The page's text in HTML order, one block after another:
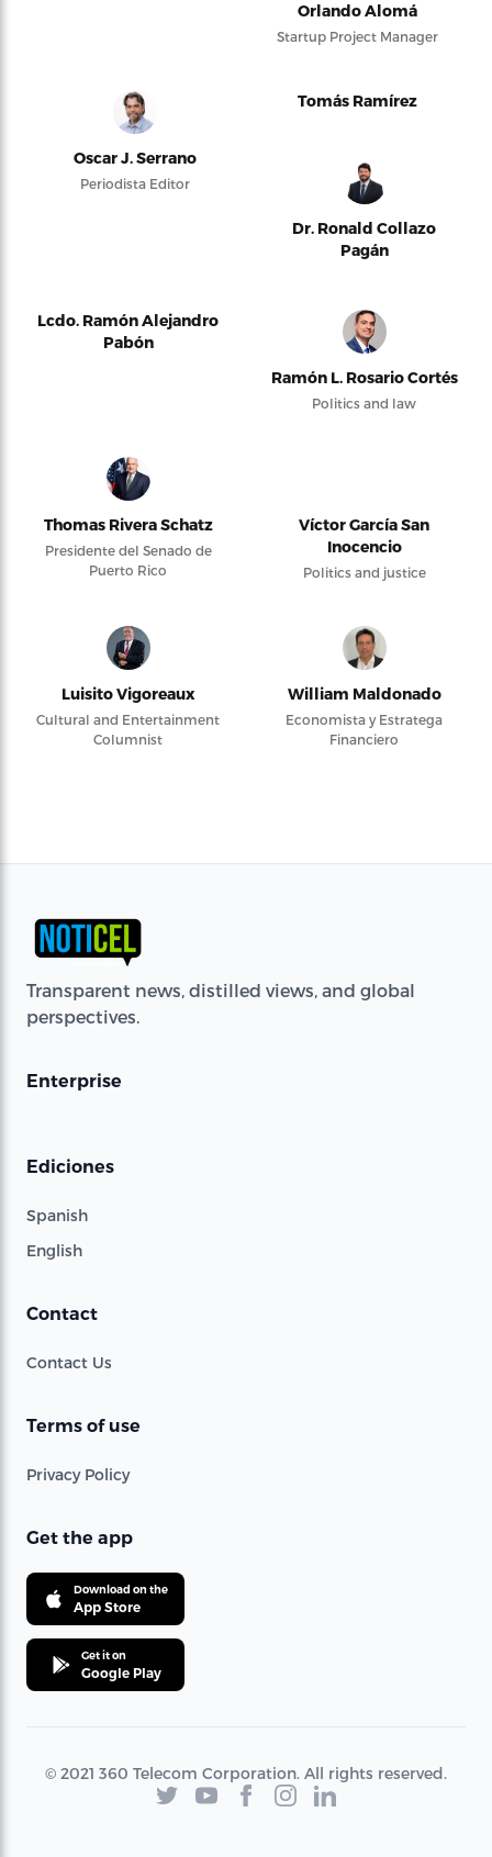
Orlando Alomá
Startup Project Manager
Oscar J. Serrano
Periodista Editor
Tomás Ramírez
Dr. Ronald Collazo
Pagán
Lcdo. Ramón Alejandro
Pabón
Ramón L. Rosario Cortés
Politics and law
Thomas Rivera Schatz
Presidente del Senado de
Puerto Rico
Víctor García San
Inocencio
Politics and justice
Luisito Vigoreaux
Cultural and Entertainment
Columnist
William Maldonado
Economista y Estratega
Financiero
Transparent news, distilled views, and global
perspectives.
Enterprise
Ediciones
Spanish
English
Contact
Contact Us
Terms of use
Privacy Policy
Get the app
Download on the
App Store
Get it on
Google Play
© 2021 360 Telecom Corporation. All rights reserved.